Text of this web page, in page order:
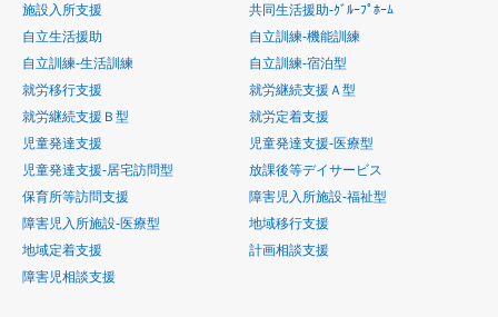
施設入所支援
共同生活援助-ｸﾞﾙｰﾌﾟﾎｰﾑ
自立生活援助
自立訓練-機能訓練
自立訓練-生活訓練
自立訓練-宿泊型
就労移行支援
就労継続支援Ａ型
就労継続支援Ｂ型
就労定着支援
児童発達支援
児童発達支援-医療型
児童発達支援-居宅訪問型
放課後等デイサービス
保育所等訪問支援
障害児入所施設-福祉型
障害児入所施設-医療型
地域移行支援
地域定着支援
計画相談支援
障害児相談支援